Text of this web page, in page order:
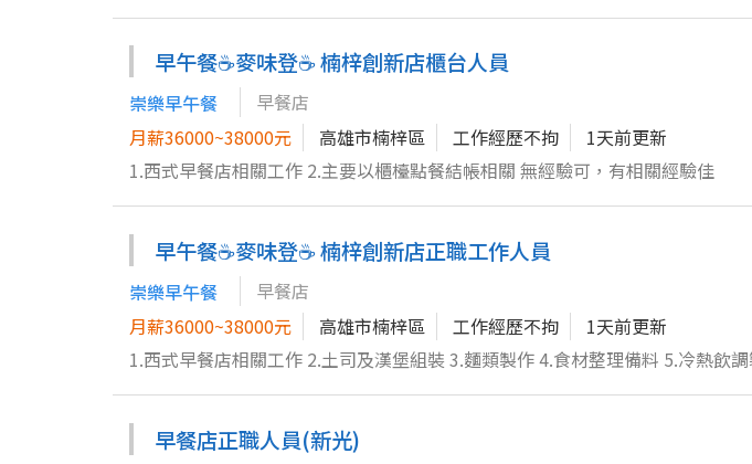
早午餐☕️麥味登☕️ 楠梓創新店櫃台人員
崇樂早午餐
早餐店
月薪36000~38000元
高雄市楠梓區 工作經歷不拘
1天前更新
1.西式早餐店相關工作 2.主要以櫃檯點餐結帳相關 無經驗可，有相關經驗佳
早午餐☕️麥味登☕️ 楠梓創新店正職工作人員
崇樂早午餐
早餐店
月薪36000~38000元
高雄市楠梓區 工作經歷不拘
1天前更新
1.西式早餐店相關工作 2.土司及漢堡組裝 3.麵類製作 4.食材整理備料 5.冷熱飲
早餐店正職人員(新光)